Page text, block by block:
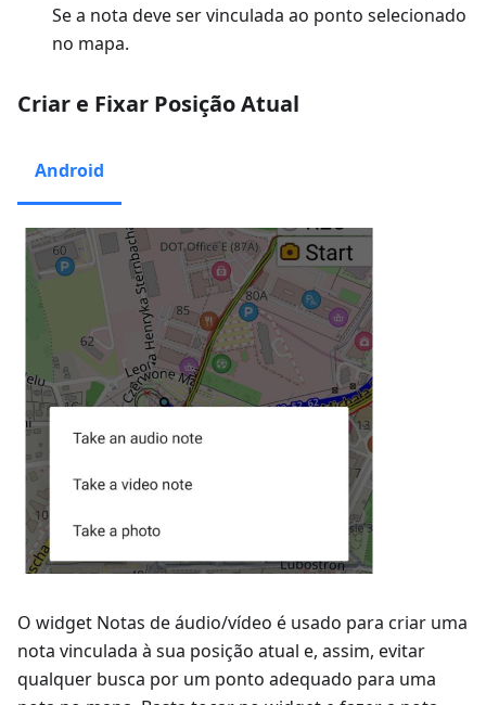
Se a nota deve ser vinculada ao ponto selecionado
no mapa.
Criar e Fixar Posição Atual
Android
O widget Notas de áudio/vídeo é usado para criar uma
nota vinculada à sua posição atual e, assim, evitar
qualquer busca por um ponto adequado para uma